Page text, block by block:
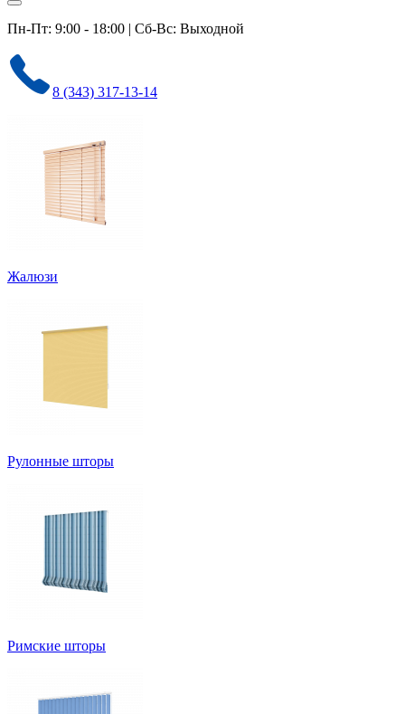
Пн-Пт: 9:00 - 18:00 | Сб-Вс: Выходной
8 (343) 317-13-14
Жалюзи
Рулонные шторы
Римские шторы